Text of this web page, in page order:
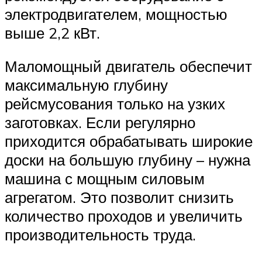
электродвигателем, мощностью
выше 2,2 кВт.
Маломощный двигатель обеспечит
максимальную глубину
рейсмусования только на узких
заготовках. Если регулярно
приходится обрабатывать широкие
доски на большую глубину – нужна
машина с мощным силовым
агрегатом. Это позволит снизить
количество проходов и увеличить
производительность труда.